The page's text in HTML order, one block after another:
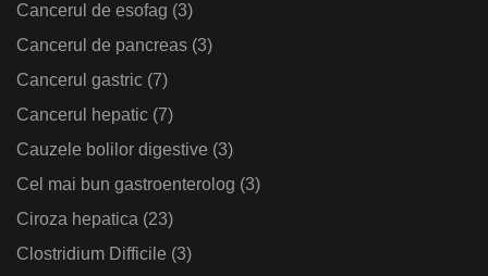
Cancerul de esofag (3)
Cancerul de pancreas (3)
Cancerul gastric (7)
Cancerul hepatic (7)
Cauzele bolilor digestive (3)
Cel mai bun gastroenterolog (3)
Ciroza hepatica (23)
Clostridium Difficile (3)